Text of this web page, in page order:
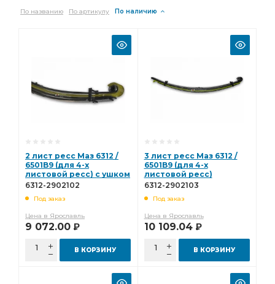
По названию По артикулу По наличию
2 лист ресс Маз 6312 /
6501B9 (для 4-х
листовой ресс) с ушком
L=2091мм ЧМЗ 6312-
6312-2902102
Под заказ
Цена в Ярославль
9 072.00 Р
В КОРЗИНУ
3 лист ресс Маз 6312 /
6501B9 (для 4-х
листовой ресс)
L=1995мм ЧМЗ 6312-
6312-2902103
Под заказ
Цена в Ярославль
10 109.04 Р
В КОРЗИНУ